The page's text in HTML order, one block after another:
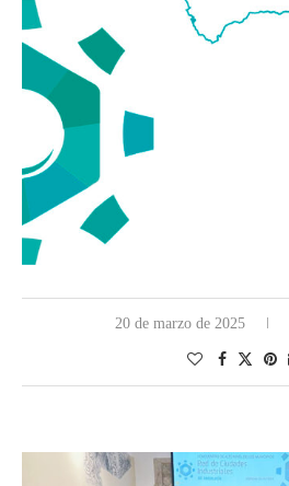
20 de marzo de 2025